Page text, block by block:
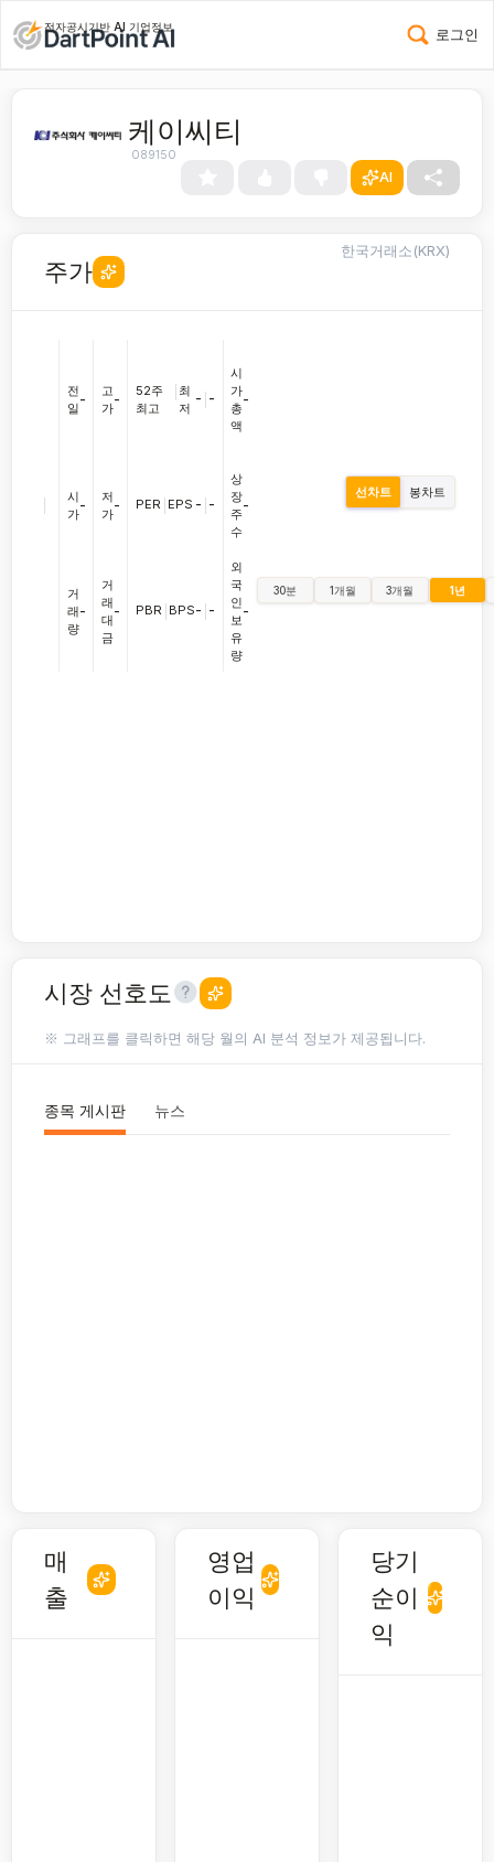
전자공시기반 AI 기업정보 로그인
케이씨티
089150
AI
주가
한국거래소(KRX)
전
일
-
시
가
-
거
래
량
-
고
가
-
저
가
-
거
래
대
금
-
52주
최고
최
저
- -
PER EPS - -
PBR BPS- -
시
가
총
액
-
상
장
주
수
-
외
국
인
보
유
량
-
선차트 봉차트
30분 1개월 3개월 1년
시장 선호도
※ 그래프를 클릭하면 해당 월의 AI 분석 정보가 제공됩니다.
종목 게시판 뉴스
매
출
영업
이익
당기
순이
익